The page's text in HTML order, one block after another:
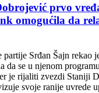
prvo
omogućila da
partije Srđan Šajn rekao
da se u njenom
je rijaliti zvezdi Staniji
svoje ranije uvrede